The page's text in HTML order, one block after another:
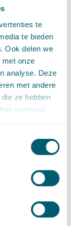
te
te bieden
Ook delen we
met onze
analyse. Deze
met andere
ze hebben
services.
nationaal
die
van dit
pakket aan
het CPB